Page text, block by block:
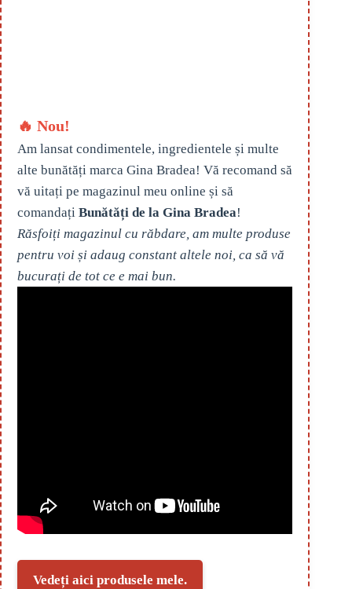
🔥 Nou!
Am lansat condimentele, ingredientele și multe
alte bunătăți marca Gina Bradea! Vă recomand să
vă uitați pe magazinul meu online și să
comandați Bunătăți de la Gina Bradea!
Răsfoiți magazinul cu răbdare, am multe produse
pentru voi și adaug constant altele noi, ca să vă
bucurați de tot ce e mai bun.
Vedeți aici produsele mele.